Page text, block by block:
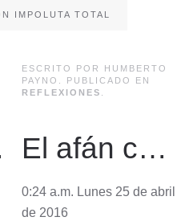
IMPOLUTA TOTAL
ESCRITO POR HUMBERTO
PAYNO. PUBLICADO EN
REFLEXIONES
El afán controlador
0:24 a.m. Lunes 25 de abril
de 2016